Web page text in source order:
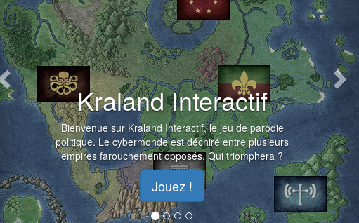
Kraland Interactif
Bienvenue sur Kraland Interactif, le jeu de parodie
politique. Le cybermonde est déchiré entre plusieurs
empires farouchement opposés. Qui triomphera ?
Jouez !